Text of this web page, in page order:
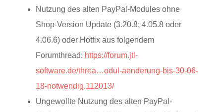
Nutzung des alten PayPal-Modules ohne
Shop-Version Update (3.20.8; 4.05.8 oder
4.06.6) oder Hotfix aus folgendem
Forumthread: https://forum.jtl-
software.de/threa…odul-aenderung-bis-30-06-
18-notwendig.112013/
Ungewollte Nutzung des alten PayPal-